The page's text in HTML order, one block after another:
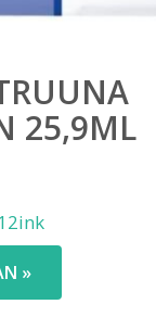
25,9ML
»